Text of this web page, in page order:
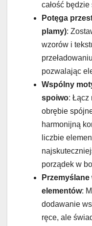
całość będzie
Potęga
plamy):
wzorów i
pozwalając
Wspólny
spoiwo: Łącz
obrębie
harmonijną
liczbie
porządek w
elementów:
dodawanie
ręce, ale